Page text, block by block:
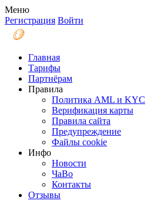
Меню
Регистрация Войти
Главная
Тарифы
Партнёрам
Правила
Политика AML и KYC
Верификация карты
Правила сайта
Предупреждение
Файлы coоkie
Инфо
Новости
ЧаВо
Контакты
Отзывы